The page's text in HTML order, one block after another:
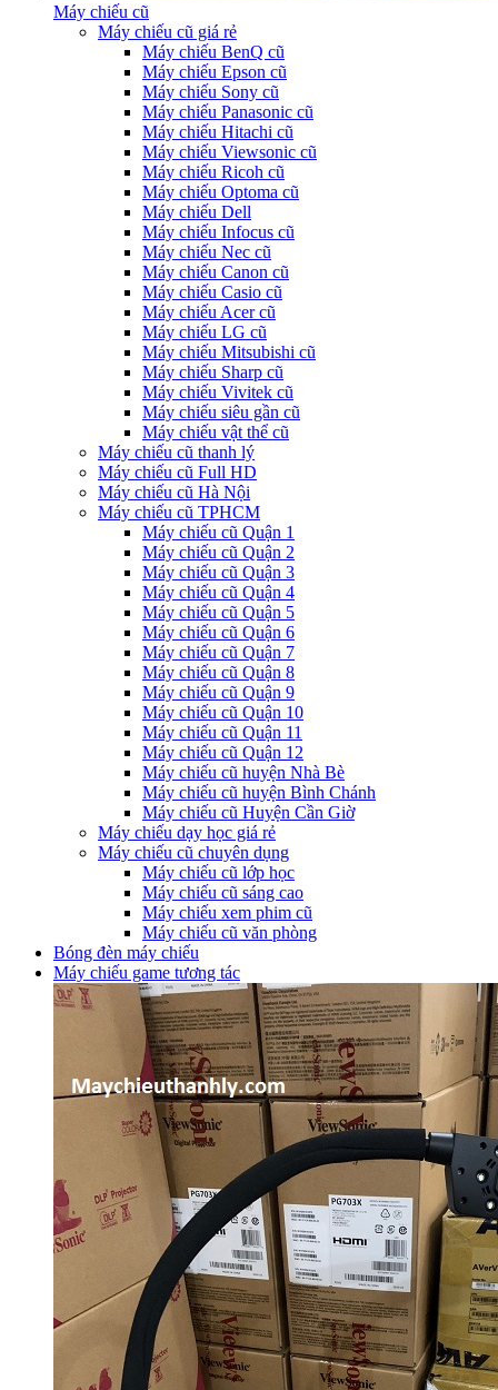
Máy chiếu cũ
Máy chiếu cũ giá rẻ
Máy chiếu BenQ cũ
Máy chiếu Epson cũ
Máy chiếu Sony cũ
Máy chiếu Panasonic cũ
Máy chiếu Hitachi cũ
Máy chiếu Viewsonic cũ
Máy chiếu Ricoh cũ
Máy chiếu Optoma cũ
Máy chiếu Dell
Máy chiếu Infocus cũ
Máy chiếu Nec cũ
Máy chiếu Canon cũ
Máy chiếu Casio cũ
Máy chiếu Acer cũ
Máy chiếu LG cũ
Máy chiếu Mitsubishi cũ
Máy chiếu Sharp cũ
Máy chiếu Vivitek cũ
Máy chiếu siêu gần cũ
Máy chiếu vật thể cũ
Máy chiếu cũ thanh lý
Máy chiếu cũ Full HD
Máy chiếu cũ Hà Nội
Máy chiếu cũ TPHCM
Máy chiếu cũ Quận 1
Máy chiếu cũ Quận 2
Máy chiếu cũ Quận 3
Máy chiếu cũ Quận 4
Máy chiếu cũ Quận 5
Máy chiếu cũ Quận 6
Máy chiếu cũ Quận 7
Máy chiếu cũ Quận 8
Máy chiếu cũ Quận 9
Máy chiếu cũ Quận 10
Máy chiếu cũ Quận 11
Máy chiếu cũ Quận 12
Máy chiếu cũ huyện Nhà Bè
Máy chiếu cũ huyện Bình Chánh
Máy chiếu cũ Huyện Cần Giờ
Máy chiếu dạy học giá rẻ
Máy chiếu cũ chuyên dụng
Máy chiếu cũ lớp học
Máy chiếu cũ sáng cao
Máy chiếu xem phim cũ
Máy chiếu cũ văn phòng
Bóng đèn máy chiếu
Máy chiếu game tương tác